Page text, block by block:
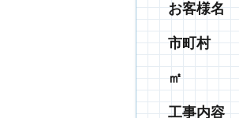
お客様名
市町村
㎡
工事内容